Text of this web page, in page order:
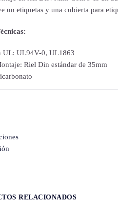
un etiquetas y una cubierta para
UL: UL94V-0, UL1863
Riel Din estándar de 35mm
RELACIONADOS